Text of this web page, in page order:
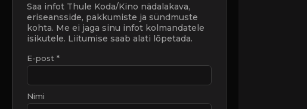
Saa infot Thule Koda/Kino nädalakava,
eriseansside, pakkumiste ja sündmuste
kohta. Me ei jaga sinu infot kolmandatele
isikutele. Liitumise saab alati lõpetada.
E-post *
Nimi